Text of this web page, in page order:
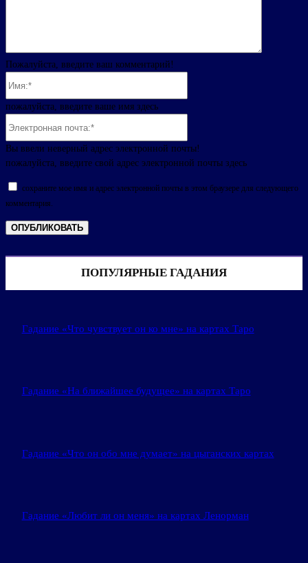
Пожалуйста, введите ваш комментарий!
пожалуйста, введите ваше имя здесь
Вы ввели неверный адрес электронной почты!
пожалуйста, введите свой адрес электронной почты здесь
сохраните мое имя и адрес электронной почты в этом браузере для следующего
комментария.
ПОПУЛЯРНЫЕ ГАДАНИЯ
Гадание «Что чувствует он ко мне» на картах Таро
Гадание «На ближайшее будущее» на картах Таро
Гадание «Что он обо мне думает» на цыганских картах
Гадание «Любит ли он меня» на картах Ленорман